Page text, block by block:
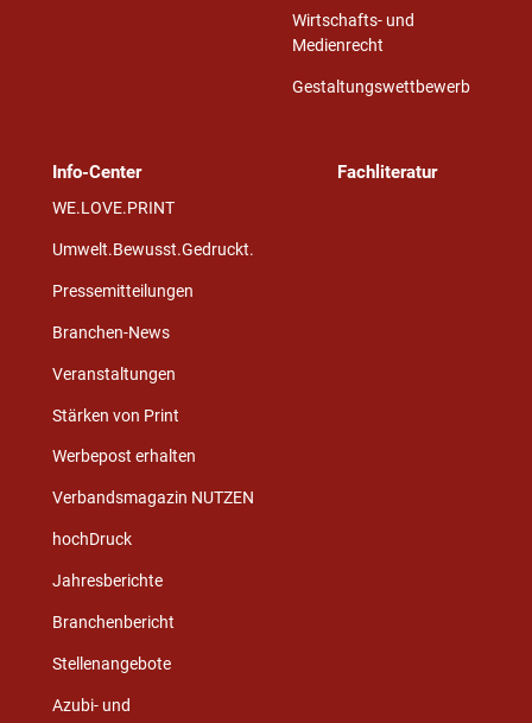
Wirtschafts- und
Medienrecht
Gestaltungswettbewerb
Info-Center
WE.LOVE.PRINT
Umwelt.Bewusst.Gedruckt.
Pressemitteilungen
Branchen-News
Veranstaltungen
Stärken von Print
Werbepost erhalten
Verbandsmagazin NUTZEN
hochDruck
Jahresberichte
Branchenbericht
Stellenangebote
Azubi- und
Fachliteratur